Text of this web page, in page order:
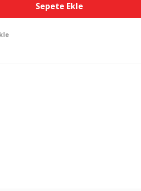
Sepete Ekle